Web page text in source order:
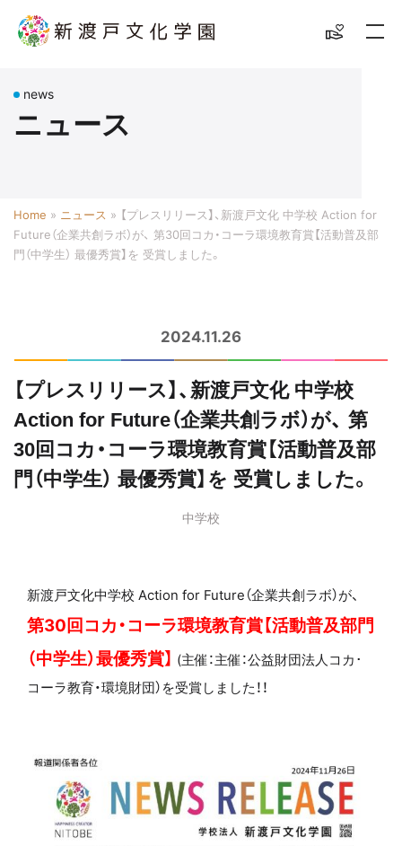
news
ニュース
Home » ニュース » 【プレスリリース】、新渡戸文化 中学校 Action for
Future（企業共創ラボ）が、 第30回コカ・コーラ環境教育賞【活動普及部
門（中学生） 最優秀賞】を 受賞しました。
2024.11.26
【プレスリリース】、新渡戸文化 中学校
Action for Future（企業共創ラボ）が、 第
30回コカ・コーラ環境教育賞【活動普及部
門（中学生） 最優秀賞】を 受賞しました。
中学校
新渡戸文化中学校 Action for Future（企業共創ラボ）が、
第30回コカ・コーラ環境教育賞【活動普及部門
（中学生）最優秀賞】 (主催：主催：公益財団法人コカ･
コーラ教育・環境財団）を受賞しました！！